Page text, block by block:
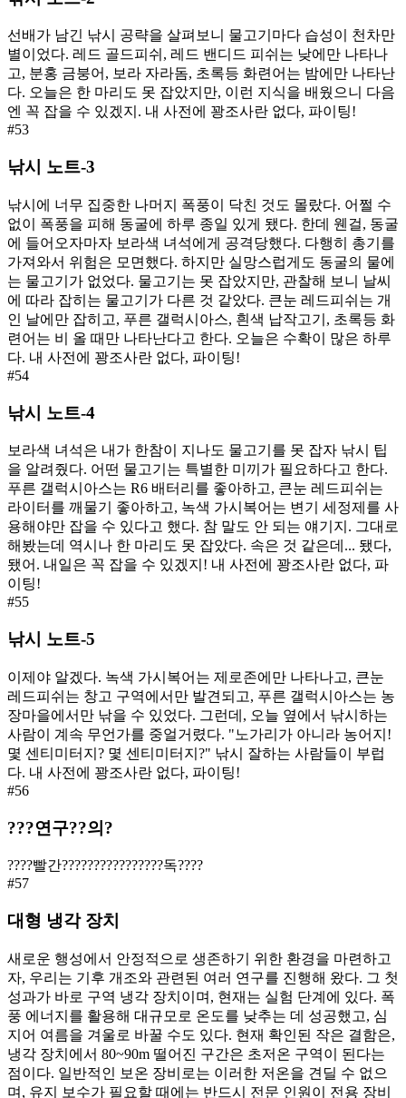
선배가 남긴 낚시 공략을 살펴보니 물고기마다 습성이 천차만
별이었다. 레드 골드피쉬, 레드 밴디드 피쉬는 낮에만 나타나
고, 분홍 금붕어, 보라 자라돔, 초록등 화련어는 밤에만 나타난
다. 오늘은 한 마리도 못 잡았지만, 이런 지식을 배웠으니 다음
엔 꼭 잡을 수 있겠지. 내 사전에 꽝조사란 없다, 파이팅!
#53
낚시 노트-3
낚시에 너무 집중한 나머지 폭풍이 닥친 것도 몰랐다. 어쩔 수
없이 폭풍을 피해 동굴에 하루 종일 있게 됐다. 한데 웬걸, 동굴
에 들어오자마자 보라색 녀석에게 공격당했다. 다행히 총기를
가져와서 위험은 모면했다. 하지만 실망스럽게도 동굴의 물에
는 물고기가 없었다. 물고기는 못 잡았지만, 관찰해 보니 날씨
에 따라 잡히는 물고기가 다른 것 같았다. 큰눈 레드피쉬는 개
인 날에만 잡히고, 푸른 갤럭시아스, 흰색 납작고기, 초록등 화
련어는 비 올 때만 나타난다고 한다. 오늘은 수확이 많은 하루
다. 내 사전에 꽝조사란 없다, 파이팅!
#54
낚시 노트-4
보라색 녀석은 내가 한참이 지나도 물고기를 못 잡자 낚시 팁
을 알려줬다. 어떤 물고기는 특별한 미끼가 필요하다고 한다.
푸른 갤럭시아스는 R6 배터리를 좋아하고, 큰눈 레드피쉬는
라이터를 깨물기 좋아하고, 녹색 가시복어는 변기 세정제를 사
용해야만 잡을 수 있다고 했다. 참 말도 안 되는 얘기지. 그대로
해봤는데 역시나 한 마리도 못 잡았다. 속은 것 같은데... 됐다,
됐어. 내일은 꼭 잡을 수 있겠지! 내 사전에 꽝조사란 없다, 파
이팅!
#55
낚시 노트-5
이제야 알겠다. 녹색 가시복어는 제로존에만 나타나고, 큰눈
레드피쉬는 창고 구역에서만 발견되고, 푸른 갤럭시아스는 농
장마을에서만 낚을 수 있었다. 그런데, 오늘 옆에서 낚시하는
사람이 계속 무언가를 중얼거렸다. "노가리가 아니라 농어지!
몇 센티미터지? 몇 센티미터지?" 낚시 잘하는 사람들이 부럽
다. 내 사전에 꽝조사란 없다, 파이팅!
#56
???연구??의?
????빨간????????????????독????
#57
대형 냉각 장치
새로운 행성에서 안정적으로 생존하기 위한 환경을 마련하고
자, 우리는 기후 개조와 관련된 여러 연구를 진행해 왔다. 그 첫
성과가 바로 구역 냉각 장치이며, 현재는 실험 단계에 있다. 폭
풍 에너지를 활용해 대규모로 온도를 낮추는 데 성공했고, 심
지어 여름을 겨울로 바꿀 수도 있다. 현재 확인된 작은 결함은,
냉각 장치에서 80~90m 떨어진 구간은 초저온 구역이 된다는
점이다. 일반적인 보온 장비로는 이러한 저온을 견딜 수 없으
며, 유지 보수가 필요할 때에는 반드시 전문 인원이 전용 장비